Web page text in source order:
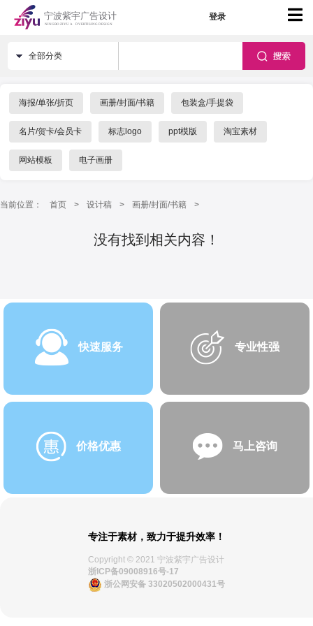
登录
全部分类
海报/单张/折页 画册/封面/书籍 包装盒/手提袋
名片/贺卡/会员卡 标志logo ppt模版 淘宝素材
网站模板 电子画册
当前位置： 首页 > 设计稿 > 画册/封面/书籍 >
没有找到相关内容！
快速服务 专业性强
价格优惠 马上咨询
专注于素材，致力于提升效率！
Copyright © 2021 宁波紫宇广告设计
浙ICP备09008916号-17
浙公网安备 33020502000431号